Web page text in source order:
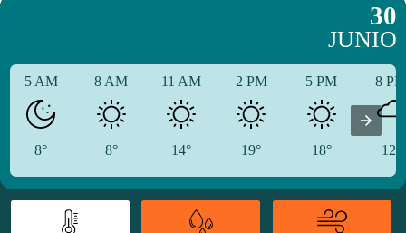
30
JUNIO
5 AM
8°
8 AM
8°
11 AM
14°
2 PM
19°
5 PM
18°
8
12°